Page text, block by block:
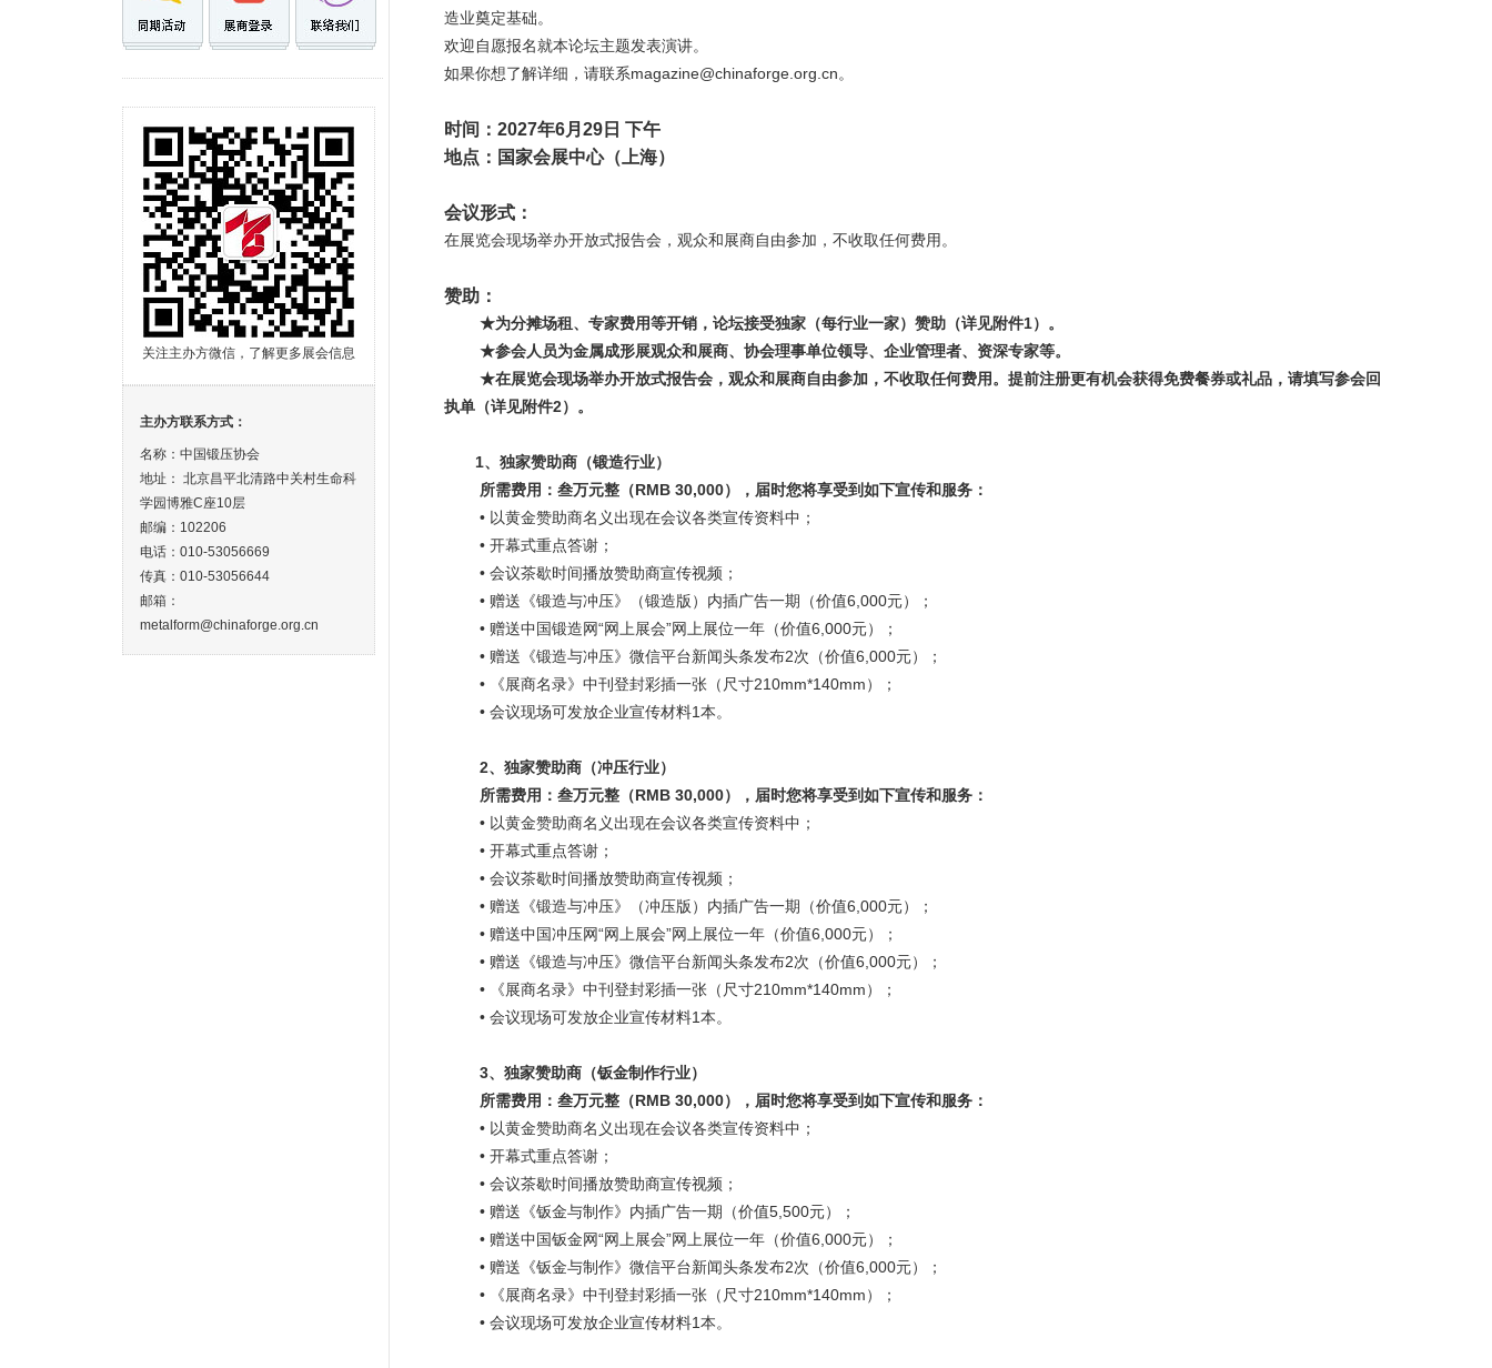
关注主办方微信，了解更多展会信息
主办方联系方式：
名称：中国锻压协会
地址： 北京昌平北清路中关村生命科
学园博雅C座10层
邮编：102206
电话：010-53056669
传真：010-53056644
邮箱：
metalform@chinaforge.org.cn
造业奠定基础。
欢迎自愿报名就本论坛主题发表演讲。
如果你想了解详细，请联系magazine@chinaforge.org.cn。
时间：2027年6月29日 下午
地点：国家会展中心（上海）
会议形式：
在展览会现场举办开放式报告会，观众和展商自由参加，不收取任何费用。
赞助：
★为分摊场租、专家费用等开销，论坛接受独家（每行业一家）赞助（详见附件1）。
★参会人员为金属成形展观众和展商、协会理事单位领导、企业管理者、资深专家等。
★在展览会现场举办开放式报告会，观众和展商自由参加，不收取任何费用。提前注册更有机会获得免费餐券或礼品，请填写参会回
执单（详见附件2）。
1、独家赞助商（锻造行业）
所需费用：叁万元整（RMB 30,000），届时您将享受到如下宣传和服务：
• 以黄金赞助商名义出现在会议各类宣传资料中；
• 开幕式重点答谢；
• 会议茶歇时间播放赞助商宣传视频；
• 赠送《锻造与冲压》（锻造版）内插广告一期（价值6,000元）；
• 赠送中国锻造网“网上展会”网上展位一年（价值6,000元）；
• 赠送《锻造与冲压》微信平台新闻头条发布2次（价值6,000元）；
•
《展商名录》中刊登封彩插一张（尺寸210mm*140mm）；
• 会议现场可发放企业宣传材料1本。
2、独家赞助商（冲压行业）
所需费用：叁万元整（RMB 30,000），届时您将享受到如下宣传和服务：
• 以黄金赞助商名义出现在会议各类宣传资料中；
• 开幕式重点答谢；
• 会议茶歇时间播放赞助商宣传视频；
• 赠送《锻造与冲压》（冲压版）内插广告一期（价值6,000元）；
• 赠送中国冲压网“网上展会”网上展位一年（价值6,000元）；
• 赠送《锻造与冲压》微信平台新闻头条发布2次（价值6,000元）；
•
《展商名录》中刊登封彩插一张（尺寸210mm*140mm）；
• 会议现场可发放企业宣传材料1本。
3、独家赞助商（钣金制作行业）
所需费用：叁万元整（RMB 30,000），届时您将享受到如下宣传和服务：
• 以黄金赞助商名义出现在会议各类宣传资料中；
• 开幕式重点答谢；
• 会议茶歇时间播放赞助商宣传视频；
• 赠送《钣金与制作》内插广告一期（价值5, 500元）；
• 赠送中国钣金网“网上展会”网上展位一年（价值6,000元）；
• 赠送《钣金与制作》微信平台新闻头条发布2次（价值6,000元）；
•
《展商名录》中刊登封彩插一张（尺寸210mm*140mm）；
• 会议现场可发放企业宣传材料1本。